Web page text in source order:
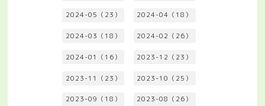
2024-05（23） 2024-04（18）
2024-03（18） 2024-02（26）
2024-01（16） 2023-12（23）
2023-11（23） 2023-10（25）
2023-09（18） 2023-08（26）